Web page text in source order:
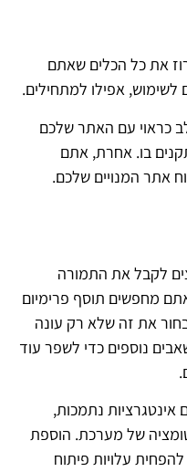
את כל הכלים שאתם
אפילו למתחילים.
כראוי עם האתר שלכם
בו. אחרת, אתם
אתר המנויים שלכם.
לקבל את התמורה
מחפשים תוסף פרימיום
את זה שלא רק עונה
נוספים כדי לשפר עוד
נתמכות,
של מערכת. הוספת
עלויות פיתוח